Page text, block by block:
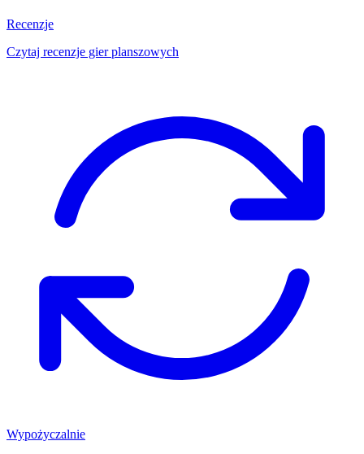
Recenzje
Czytaj recenzje gier planszowych
Wypożyczalnie